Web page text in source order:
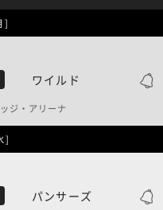
]
ワイルド
ジ・アリーナ
]
パンサーズ